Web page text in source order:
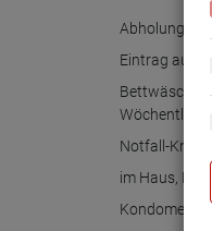
Abholung
Eintrag auf
Bettwäsche-
Notfall-Knopf
im Haus
Kondome